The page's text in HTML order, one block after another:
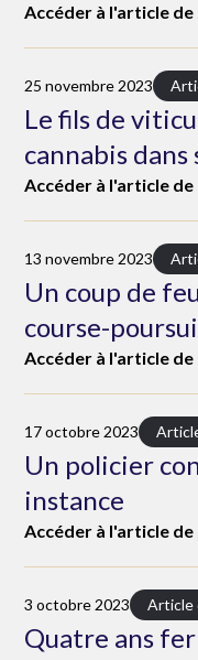
Accéder à l'article de
25 novembre 2023
Le fils de
cannabis dans
Accéder à l'article de
13 novembre 2023
Un coup de
course-
Accéder à l'article de
17 octobre 2023
Un policier
instance
Accéder à l'article de
3 octobre 2023 Article
Quatre ans